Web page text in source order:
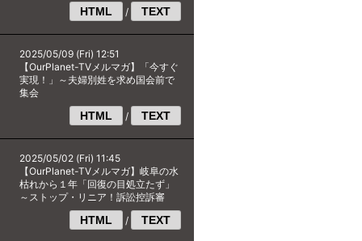
HTML / TEXT
2025/05/09 (Fri) 12:51
【OurPlanet-TVメルマガ】「今すぐ
実現！」～夫婦別姓を求め国会前で
集会
HTML / TEXT
2025/05/02 (Fri) 11:45
【OurPlanet-TVメルマガ】岐阜の水
枯れから１年「回復の目処立たず」
～ストップ・リニア！訴訟控訴審
HTML / TEXT